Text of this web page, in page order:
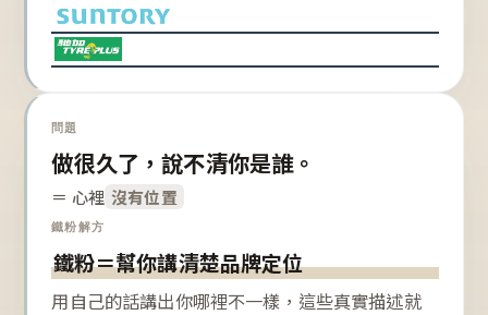
問題
做很久了，說不清你是誰。
＝ 心裡 沒有位置
鐵粉解方
鐵粉＝幫你講清楚品牌定位
用自己的話講出你哪裡不一樣，這些真實描述就